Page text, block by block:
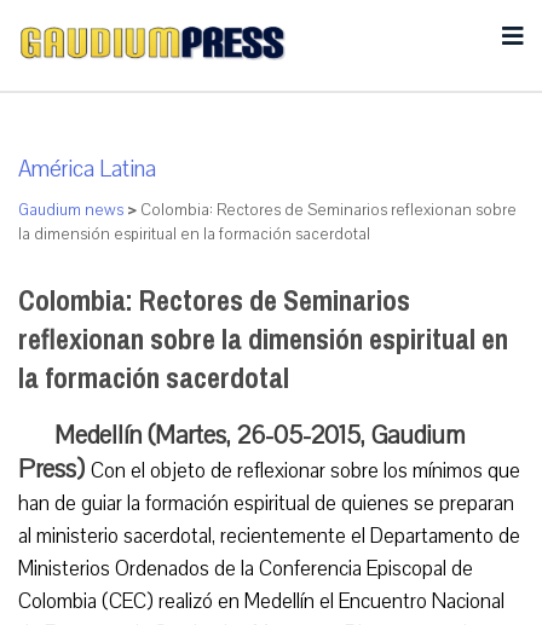
América Latina
Gaudium news > Colombia: Rectores de Seminarios reflexionan sobre
la dimensión espiritual en la formación sacerdotal
Colombia: Rectores de Seminarios
reflexionan sobre la dimensión espiritual en
la formación sacerdotal
Medellín (Martes, 26-05-2015, Gaudium
Press) Con el objeto de reflexionar sobre los mínimos que
han de guiar la formación espiritual de quienes se preparan
al ministerio sacerdotal, recientemente el Departamento de
Ministerios Ordenados de la Conferencia Episcopal de
Colombia (CEC) realizó en Medellín el Encuentro Nacional